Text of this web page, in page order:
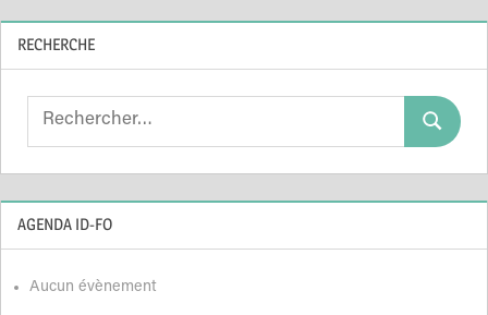
RECHERCHE
Search
Search
AGENDA ID-FO
Aucun évènement